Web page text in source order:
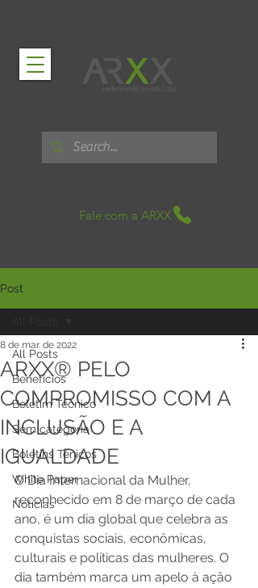
Fale com a ARXX
Post
All Posts
Benefícios
Boletim Técnico
Sem categoria
Boletins Ténicos
White Paper
Notícias
ARXX® PELO
COMPROMISSO COM A
INCLUSÃO E A
IGUALDADE
8 de mar. de 2022
O Dia Internacional da Mulher,
reconhecido em 8 de março de cada
ano, é um dia global que celebra as
conquistas sociais, econômicas,
culturais e políticas das mulheres. O
dia também marca um apelo à ação